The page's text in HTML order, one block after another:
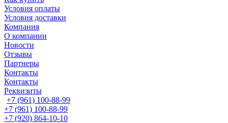
Условия оплаты
Условия доставки
Компания
О компании
Новости
Отзывы
Партнеры
Контакты
Контакты
Реквизиты
+7 (961) 100-88-99
+7 (961) 100-88-99
+7 (920) 864-10-10